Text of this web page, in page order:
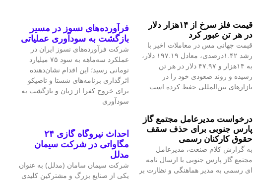
قیمت فلز سرخ از ۱۴هزار دلار
در هر تن عبور کرد
قیمت جهانی مس در معاملات اخیر با
رشد ۱.۴۲درصدی، معادل ۱۹۷.۱۹ دلار،
به ۱۴هزار و ۴۷.۹۷ دلار در هر تن
رسیده و روند صعودی خود را در
بازارهای بین‌المللی حفظ کرده است.
درخواست مدیرعامل مجتمع گاز
پارس جنوبی برای حذف سقف
حقوق کارکنان رسمی
به گزارش کلام صنعت، مدیرعامل
مجتمع گاز پارس جنوبی با ارسال نامه
ای رسمی به مدیر هماهنگی و نظارت بر
فرآورده‌های نسوز در مسیر
بازگشت به سودآوری عملیاتی
شرکت فرآورده‌های نسوز ایران در
عملکرد سه‌ماهه به سود ۷۵ میلیارد
تومانی رسید؛ این اقدام نشان‌دهنده
اثرگذاری برنامه‌های شستا و تاصیکو
برای خروج کفرا از زیان و بازگشت به
سودآوری
احداث نیروگاه گازی ۲۴
مگاواتی در شرکت سیمان
مدلل
شرکت سیمان سامان (مدلل) به عنوان
یکی از صنایع بزرگ و مشترکین کلیدی